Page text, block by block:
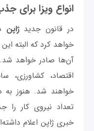
انواع ویزا برای
در قانون جدیدژاپن
خواهد کرد که البته
آن‌ها صادر خواهد
اقتصاد، کشاورزی،
خواهند شد. هنوز
تعداد نیروی کار